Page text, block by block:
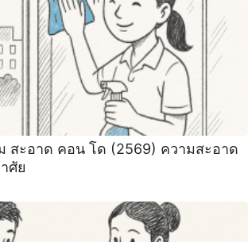
สะอาด คอน โด (2569) ความสะอาด
ศัย